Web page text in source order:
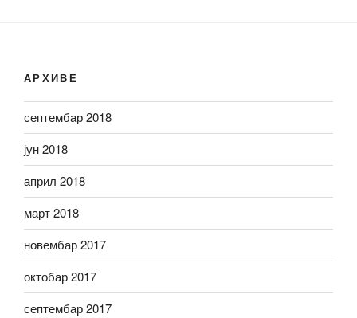
АРХИВЕ
септембар 2018
јун 2018
април 2018
март 2018
новембар 2017
октобар 2017
септембар 2017